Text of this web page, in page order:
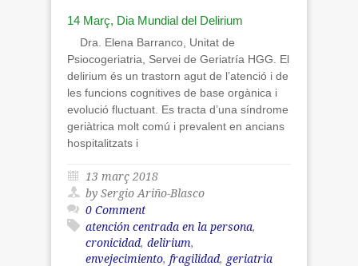
14 Març, Dia Mundial del Delirium
Dra. Elena Barranco, Unitat de
Psiocogeriatria, Servei de Geriatría HGG. El
delirium és un trastorn agut de l’atenció i de
les funcions cognitives de base orgànica i
evolució fluctuant. Es tracta d’una síndrome
geriàtrica molt comú i prevalent en ancians
hospitalitzats i
13 març 2018
by Sergio Ariño-Blasco
0 Comment
atención centrada en la persona,
cronicidad, delirium,
envejecimiento, fragilidad, geriatria